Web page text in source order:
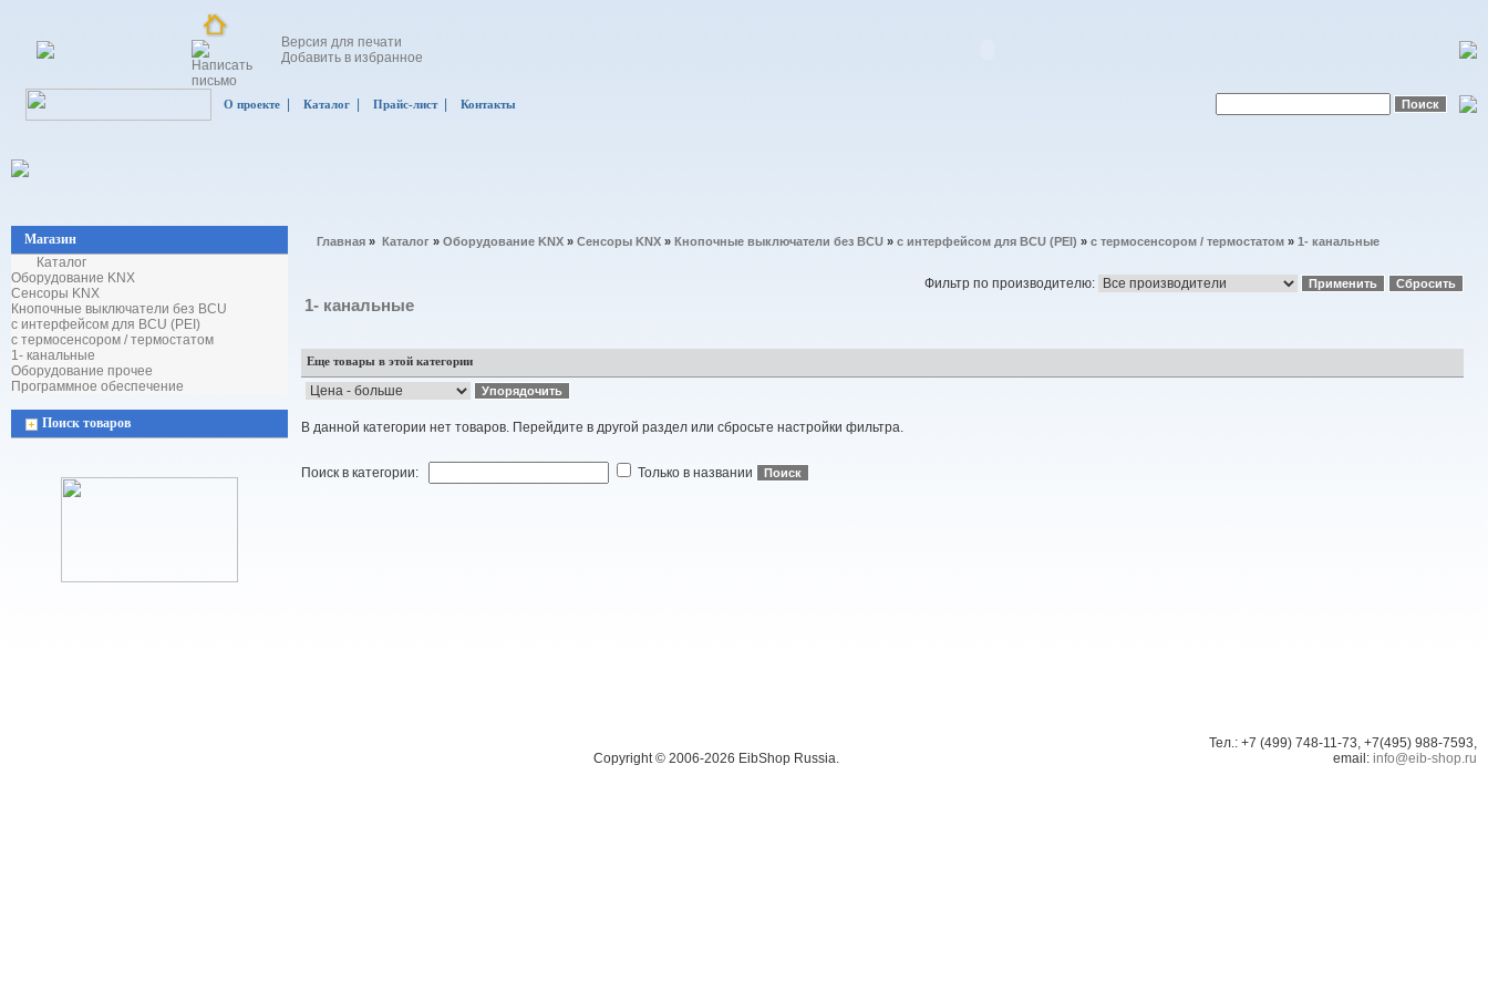
Версия для печати
Добавить в избранное
О проекте Каталог Прайс-лист| Контакты
Магазин
Каталог
Оборудование KNX
Сенсоры KNX
Кнопочные выключатели без BCU
с интерфейсом для BCU (PEI)
с термосенсором / термостатом
1- канальные
Оборудование прочее
Программное обеспечение
Поиск товаров
Главная » Каталог » Оборудование KNX » Сенсоры KNX » Кнопочные выключатели без BCU » с интерфейсом для BCU (PEI) » с термосенсором / термостатом » 1- канальные
Фильтр по производителю:
1- канальные
Еще товары в этой категории
В данной категории нет товаров. Перейдите в другой раздел или сбросьте настройки фильтра.
Поиск в категории: Только в названии
Copyright © 2006-2026 EibShop Russia.
Тел.: +7 (499) 748-11-73, +7(495) 988-7593,
email: info@eib-shop.ru